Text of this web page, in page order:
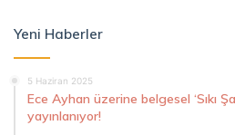
Yeni Haberler
5 Haziran 2025
Ece Ayhan üzerine belgesel ‘Sıkı
yayınlanıyor!